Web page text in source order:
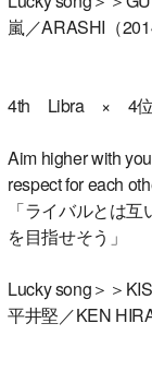
嵐／ARASHI（
4th Libra × 4位
Aim higher with
respect for each
「ライバルとは
を目指せそう」
Lucky song＞＞
平井堅／KEN